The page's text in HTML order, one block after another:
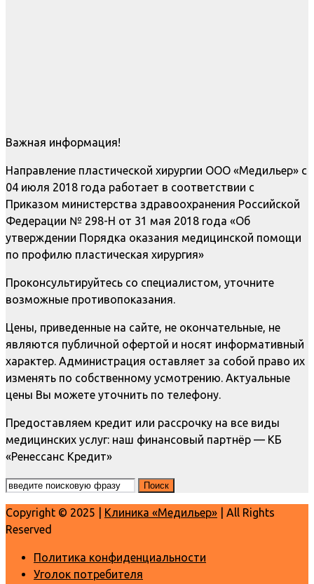
Важная информация!
Направление пластической хирургии ООО «Медильер» с
04 июля 2018 года работает в соответствии с
Приказом министерства здравоохранения Российской
Федерации № 298-Н от 31 мая 2018 года «Об
утверждении Порядка оказания медицинской помощи
по профилю пластическая хирургия»
Проконсультируйтесь со специалистом, уточните
возможные противопоказания.
Цены, приведенные на сайте, не окончательные, не
являются публичной офертой и носят информативный
характер. Администрация оставляет за собой право их
изменять по собственному усмотрению. Актуальные
цены Вы можете уточнить по телефону.
Предоставляем кредит или рассрочку на все виды
медицинских услуг: наш финансовый партнёр — КБ
«Ренессанс Кредит»
Copyright © 2025 | Клиника «Медильер» | All Rights
Reserved
Политика конфиденциальности
Уголок потребителя